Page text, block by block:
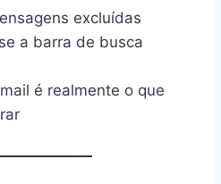
excluídas
a barra de busca
é realmente o que